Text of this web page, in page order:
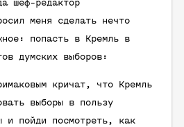
шеф-редактор
меня сделать нечто
попасть в Кремль в
думских выборов:
кричат, что Кремль
выборы в пользу
и пойди посмотреть, как